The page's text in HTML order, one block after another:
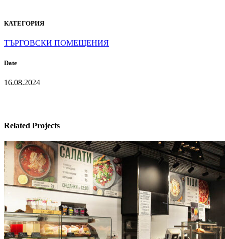
КАТЕГОРИЯ
ТЪРГОВСКИ ПОМЕЩЕНИЯ
Date
16.08.2024
Related Projects